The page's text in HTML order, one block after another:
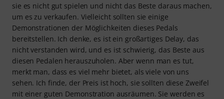
sie es nicht gut spielen und nicht das Beste daraus machen,
um es zu verkaufen. Vielleicht sollten sie einige
Demonstrationen der Möglichkeiten dieses Pedals
bereitstellen. Ich denke, es ist ein großartiges Delay, das
nicht verstanden wird, und es ist schwierig, das Beste aus
diesen Pedalen herauszuholen. Aber wenn man es tut,
merkt man, dass es viel mehr bietet, als viele von uns
sehen. Ich finde, der Preis ist hoch, sie sollten diese Zweifel
mit einer guten Demonstration ausräumen. Sie werden es